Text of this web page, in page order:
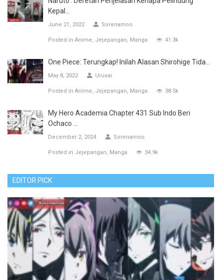
Kepal...
June 21, 2022 Sorenamoo
Posted in Anime Jejepangan Manga 41.3k
One Piece: Terungkap! Inilah Alasan Shirohige Tida...
May 8, 2022 Urusai
Posted in Anime Jejepangan Manga 38.5k
My Hero Academia Chapter 431 Sub Indo Beri
Ochaco ...
December 2, 2024 Sorenamoo
Posted in Jejepangan Manga 34.9k
EDITOR PICK